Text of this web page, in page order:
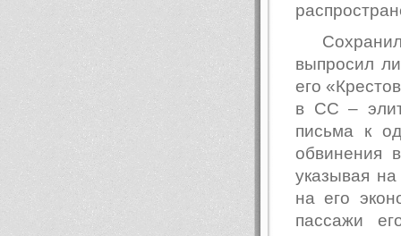
выпросил
его
в СС –
письма к
обвинения
указывая
на его
пассажи